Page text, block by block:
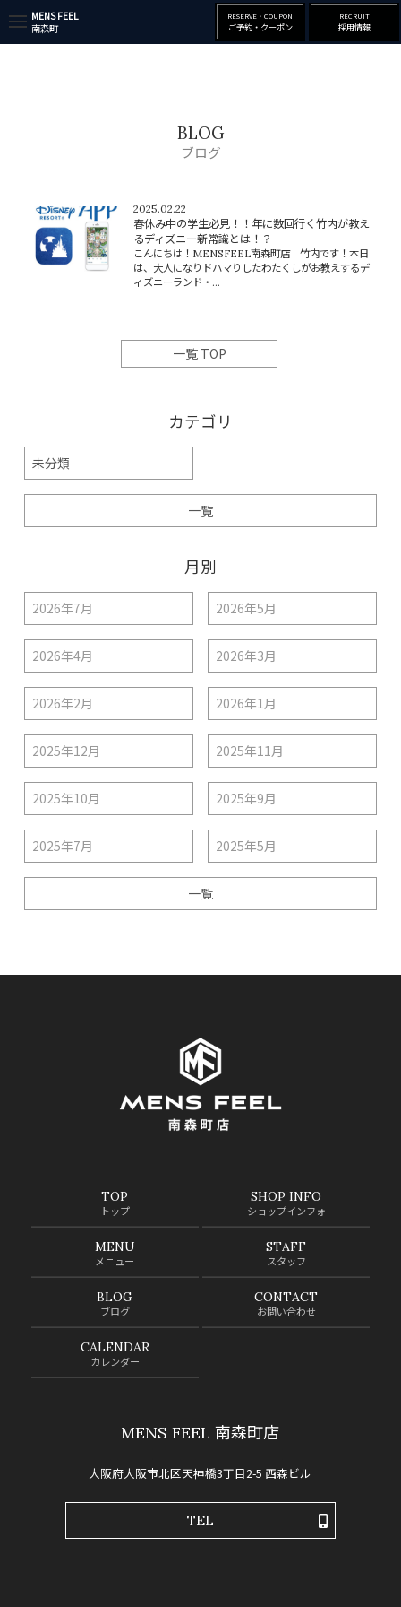
MENS FEEL
南森町
RESERVE・COUPON
ご予約・クーポン
RECRUIT
採用情報
BLOG
ブログ
2025.02.22
春休み中の学生必見！！年に数回行く竹内が教え
るディズニー新常識とは！？
こんにちは！MENSFEEL南森町店 竹内です！本日
は、大人になりドハマりしたわたくしがお教えするデ
ィズニーランド・...
一覧 TOP
カテゴリ
未分類
一覧
月別
2026年7月 2026年5月
2026年4月 2026年3月
2026年2月 2026年1月
2025年12月 2025年11月
2025年10月 2025年9月
2025年7月 2025年5月
一覧
TOP
トップ
SHOP INFO
ショップインフォ
MENU
メニュー
STAFF
スタッフ
BLOG
ブログ
CONTACT
お問い合わせ
CALENDAR
カレンダー
MENS FEEL 南森町店
大阪府大阪市北区天神橋3丁目2-5 西森ビル
TEL
t
g